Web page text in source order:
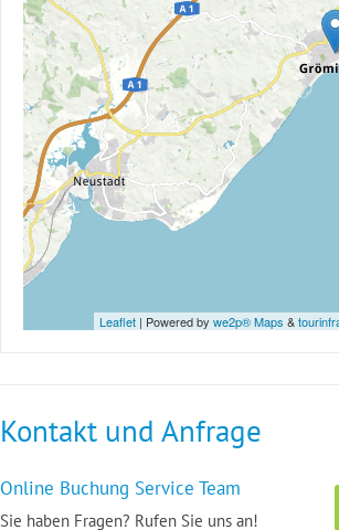
Leaflet | Powered by we2p® Maps &
Kontakt und Anfrage
Online Buchung Service Team
Sie haben Fragen? Rufen Sie uns an!